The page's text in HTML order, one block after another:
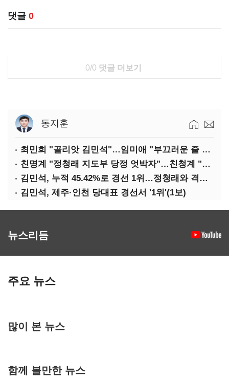
댓글 0
0/0 댓글 더보기
동지훈
최민희 "골리앗 김민석"…임미애 "부끄러운 줄 알아야"
친명계 "정청래 지도부 당정 엇박자"…친청계 "신천지 오물 폭탄"
김민석, 누적 45.42%로 경선 1위…정청래와 격차 0.86%p(2보)
김민석, 제주·인천 당대표 경선서 '1위'(1보)
뉴스리듬
주요 뉴스
많이 본 뉴스
함께 볼만한 뉴스